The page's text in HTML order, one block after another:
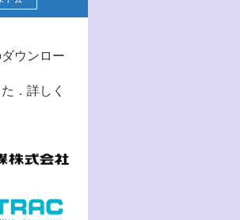
ウンロー
．詳しく